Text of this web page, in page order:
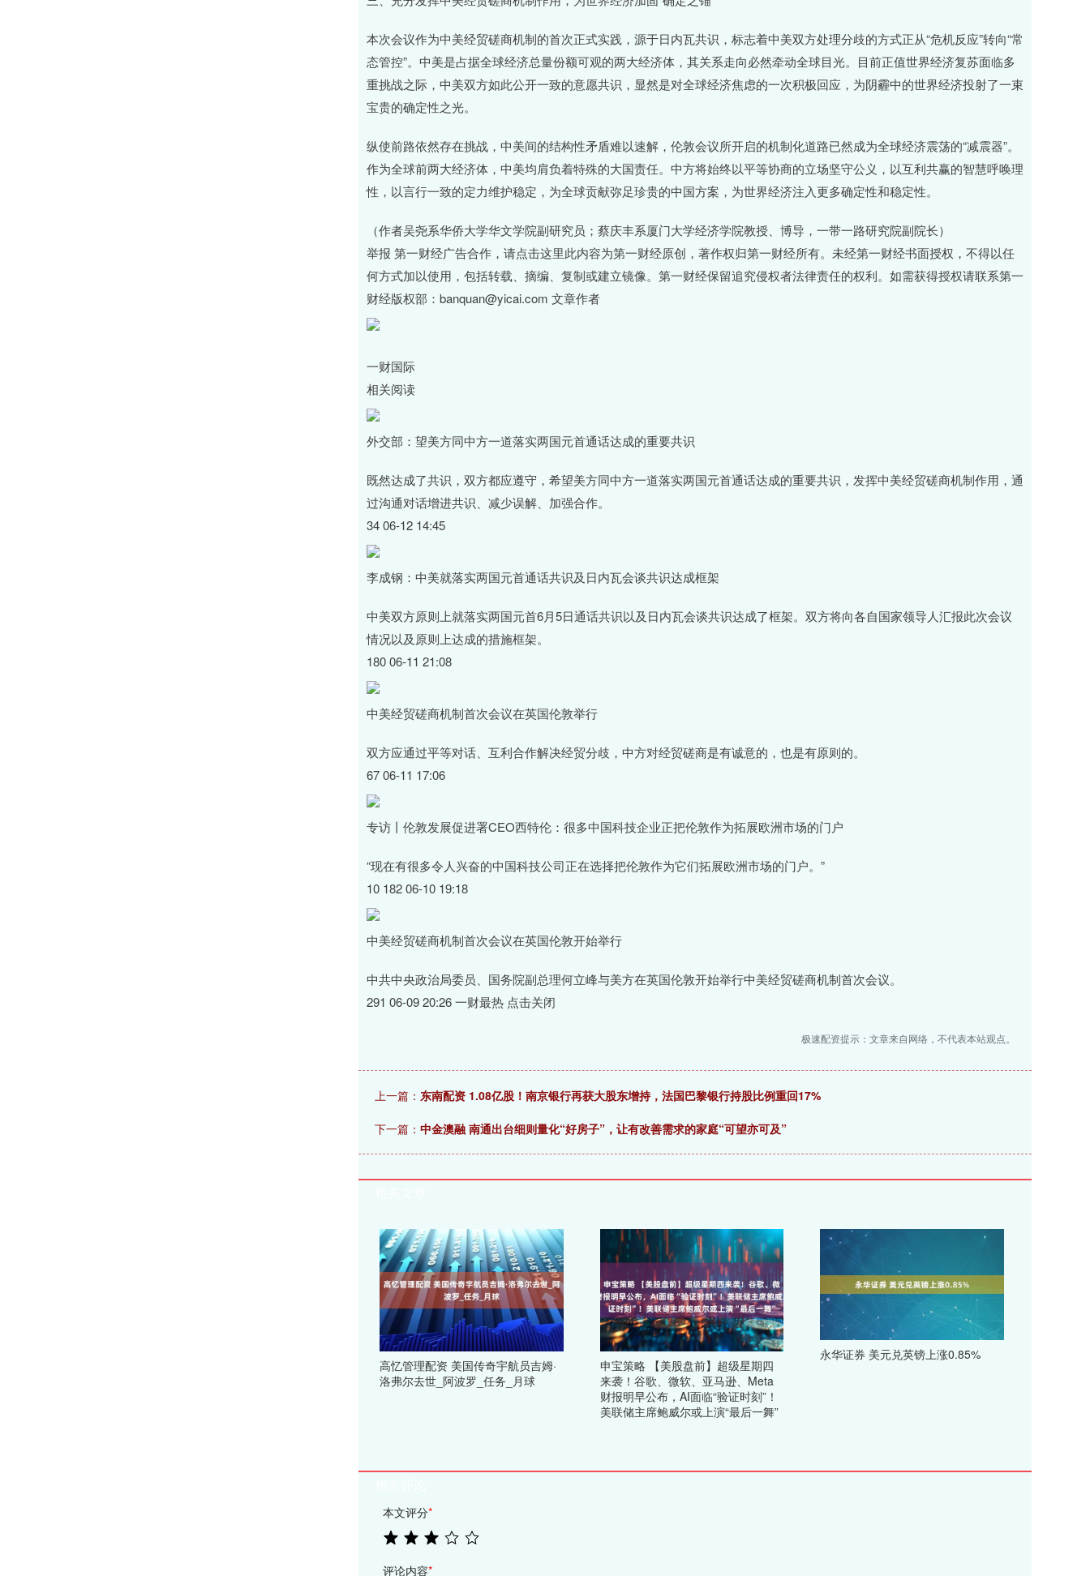
本次会议作为中美经贸磋商机制的首次正式实践，源于日内瓦共识，标志着中美双方处理分歧的方式正从“危机反应”转向“常
态管控”。中美是占据全球经济总量份额可观的两大经济体，其关系走向必然牵动全球目光。目前正值世界经济复苏面临多
重挑战之际，中美双方如此公开一致的意愿共识，显然是对全球经济焦虑的一次积极回应，为阴霾中的世界经济投射了一束
宝贵的确定性之光。
纵使前路依然存在挑战，中美间的结构性矛盾难以速解，伦敦会议所开启的机制化道路已然成为全球经济震荡的“减震器”。
作为全球前两大经济体，中美均肩负着特殊的大国责任。中方将始终以平等协商的立场坚守公义，以互利共赢的智慧呼唤理
性，以言行一致的定力维护稳定，为全球贡献弥足珍贵的中国方案，为世界经济注入更多确定性和稳定性。
（作者吴尧系华侨大学华文学院副研究员；蔡庆丰系厦门大学经济学院教授、博导，一带一路研究院副院长）
举报 第一财经广告合作，请点击这里此内容为第一财经原创，著作权归第一财经所有。未经第一财经书面授权，不得以任
何方式加以使用，包括转载、摘编、复制或建立镜像。第一财经保留追究侵权者法律责任的权利。如需获得授权请联系第一
财经版权部：banquan@yicai.com 文章作者
一财国际
相关阅读
外交部：望美方同中方一道落实两国元首通话达成的重要共识
既然达成了共识，双方都应遵守，希望美方同中方一道落实两国元首通话达成的重要共识，发挥中美经贸磋商机制作用，通
过沟通对话增进共识、减少误解、加强合作。
34 06-12 14:45
李成钢：中美就落实两国元首通话共识及日内瓦会谈共识达成框架
中美双方原则上就落实两国元首6月5日通话共识以及日内瓦会谈共识达成了框架。双方将向各自国家领导人汇报此次会议
情况以及原则上达成的措施框架。
180 06-11 21:08
中美经贸磋商机制首次会议在英国伦敦举行
双方应通过平等对话、互利合作解决经贸分歧，中方对经贸磋商是有诚意的，也是有原则的。
67 06-11 17:06
专访丨伦敦发展促进署CEO西特伦：很多中国科技企业正把伦敦作为拓展欧洲市场的门户
“现在有很多令人兴奋的中国科技公司正在选择把伦敦作为它们拓展欧洲市场的门户。”
10 182 06-10 19:18
中美经贸磋商机制首次会议在英国伦敦开始举行
中共中央政治局委员、国务院副总理何立峰与美方在英国伦敦开始举行中美经贸磋商机制首次会议。
291 06-09 20:26 一财最热 点击关闭
极速配资提示：文章来自网络，不代表本站观点。
上一篇： 东南配资 1.08亿股！南京银行再获大股东增持，法国巴黎银行持股比例重回17%
下一篇： 中金澳融 南通出台细则量化“好房子”，让有改善需求的家庭“可望亦可及”
高忆管理配资 美国传奇宇航员吉姆·
洛弗尔去世_阿波罗_任务_月球
申宝策略 【美股盘前】超级星期四
来袭！谷歌、微软、亚马逊、Meta
财报明早公布，AI面临“验证时刻”！
美联储主席鲍威尔或上演“最后一舞”
永华证券 美元兑英镑上涨0.85%
本文评分*
评论内容*